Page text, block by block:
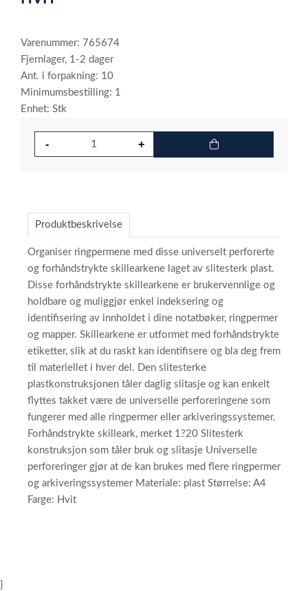
Varenummer: 765674
Fjernlager, 1-2 dager
Ant. i forpakning: 10
Minimumsbestilling: 1
Enhet: Stk
Produktbeskrivelse
Organiser ringpermene med disse universelt perforerte
og forhåndstrykte skillearkene laget av slitesterk plast.
Disse forhåndstrykte skillearkene er brukervennlige og
holdbare og muliggjør enkel indeksering og
identifisering av innholdet i dine notatbøker, ringpermer
og mapper. Skillearkene er utformet med forhåndstrykte
etiketter, slik at du raskt kan identifisere og bla deg frem
til materiellet i hver del. Den slitesterke
plastkonstruksjonen tåler daglig slitasje og kan enkelt
flyttes takket være de universelle perforeringene som
fungerer med alle ringpermer eller arkiveringssystemer.
Forhåndstrykte skilleark, merket 1?20 Slitesterk
konstruksjon som tåler bruk og slitasje Universelle
perforeringer gjør at de kan brukes med flere ringpermer
og arkiveringssystemer Materiale: plast Størrelse: A4
Farge: Hvit
}